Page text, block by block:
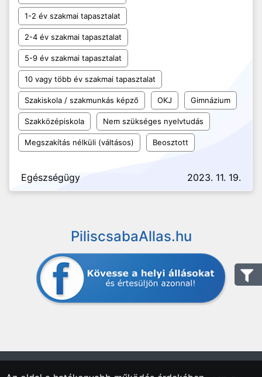
1-2 év szakmai tapasztalat
2-4 év szakmai tapasztalat
5-9 év szakmai tapasztalat
10 vagy több év szakmai tapasztalat
Szakiskola / szakmunkás képző OKJ Gimnázium
Szakközépiskola Nem szükséges nyelvtudás
Megszakítás nélküli (váltásos) Beosztott
Egészségügy 2023. 11. 19.
PiliscsabaAllas.hu